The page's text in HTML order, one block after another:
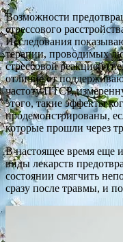
Возможности
стрессового
Исследования
терапии, проводимых
стрессовой реакцией
отличие от
частоту ПТСР,
этого, такие эффекты
продемонстрированы,
которые прошли через
В настоящее время еще
виды лекарств
состоянии смягчить
сразу после травмы, и